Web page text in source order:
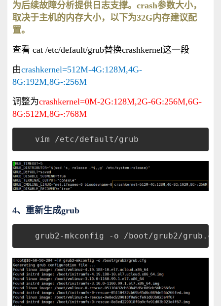
为后续故障分析提供日志支撑。crash参数大小，
取决于主机的内存大小，以下为32G内存建议配
置。
查看 cat /etc/default/grub替换crashkernel这一段
由crashkernel=512M-4G:128M,4G-
8G:192M,8G-:256M
调整为crashkernel=0M-2G:128M,2G-6G:256M,6G-
8G:512M,8G-:768M
vim /etc/default/grub
4、重新生成grub
grub2-mkconfig -o /boot/grub2/